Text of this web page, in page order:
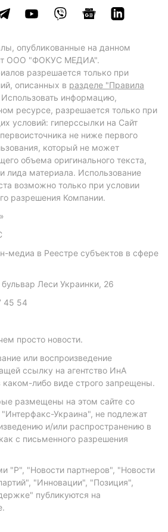
опубликованные на данном
ООО "ФОКУС МЕДИА".
разрешается только при
описанных в разделе "Правила
Использовать информацию,
ресурсе, разрешается только при
условий: гиперссылки на Сайт
не ниже первого
который не может
объема оригинального текста,
лида материала. Использование
возможно только при условии
разрешения Компании.
медиа в Реестре субъектов в сфере
Леси Украинки, 26
45 54
просто новости.
или воспроизведение
ссылку на агентство ИнА
каком-либо виде строго запрещены.
размещены на этом сайте со
"Интерфакс-Украина", не подлежат
и/или распространению в
с письменного разрешения
"Р", "Новости партнеров", "Новости
"Инновации", "Позиция",
публикуются на